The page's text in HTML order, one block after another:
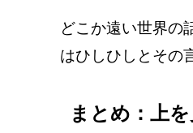
どこか遠い世界の
はひしひしとその
まとめ：上